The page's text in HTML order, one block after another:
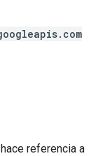
referencia a